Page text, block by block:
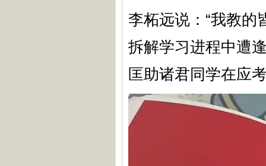
李柘远说：“我教的
拆解学习进程中遭
匡助诸君同学在应